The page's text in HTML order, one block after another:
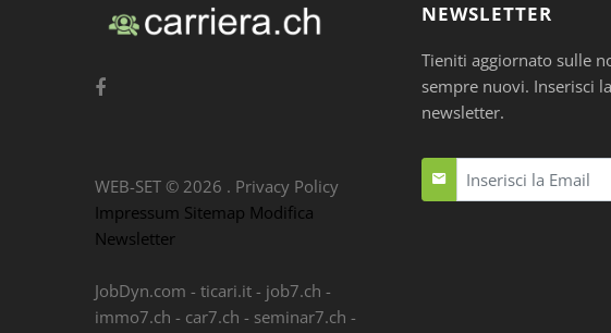
NEWSLETTER
Tieniti aggiornato sulle
sempre nuovi. Inserisci
newsletter.
WEB-SET © 2026 . Privacy Policy
Impressum Sitemap Modifica
Newsletter
JobDyn.com - ticari.it - job7.ch -
immo7.ch - car7.ch - seminar7.ch -